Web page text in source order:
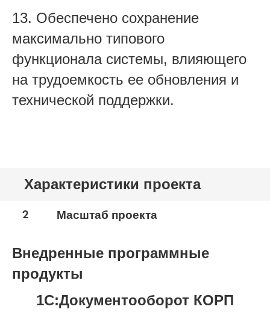
13. Обеспечено сохранение
максимально типового
функционала системы, влияющего
на трудоемкость ее обновления и
технической поддержки.
Характеристики проекта
2 Масштаб проекта
Внедренные программные
продукты
1С:Документооборот КОРП